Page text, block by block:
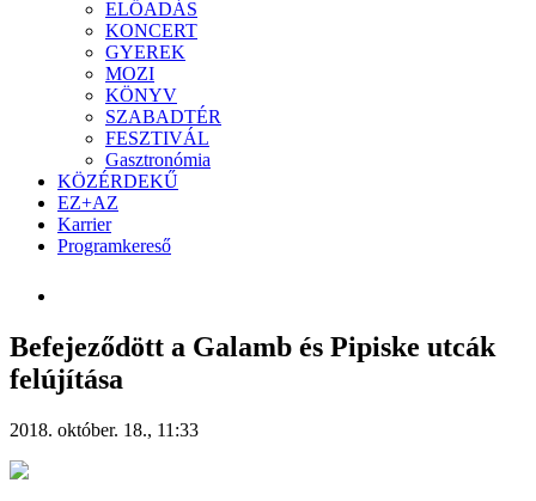
ELŐADÁS
KONCERT
GYEREK
MOZI
KÖNYV
SZABADTÉR
FESZTIVÁL
Gasztronómia
KÖZÉRDEKŰ
EZ+AZ
Karrier
Programkereső
Befejeződött a Galamb és Pipiske utcák
felújítása
2018. október. 18., 11:33